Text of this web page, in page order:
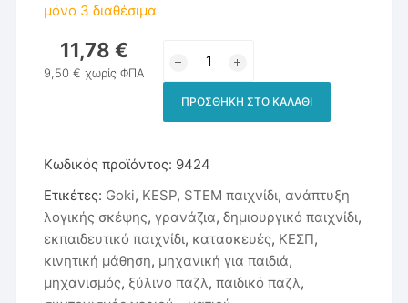
μόνο 3 διαθέσιμα
11,78€
9,50€ χωρίς ΦΠΑ
Goki
ΠΡΟΣΘΉΚΗ ΣΤΟ ΚΑΛΆΘΙ
Κωδικός προϊόντος: 9424
Ετικέτες: Goki, KESP, STEM παιχνίδι,ανάπτυξη
λογικής σκέψης,γρανάζια,δημιουργικό παιχνίδι,
εκπαιδευτικό παιχνίδι, κατασκευές, ΚΕΣΠ,
κινητική μάθηση, μηχανική για παιδιά,
μηχανισμός, ξύλινο παζλ,παιδικό παζλ,